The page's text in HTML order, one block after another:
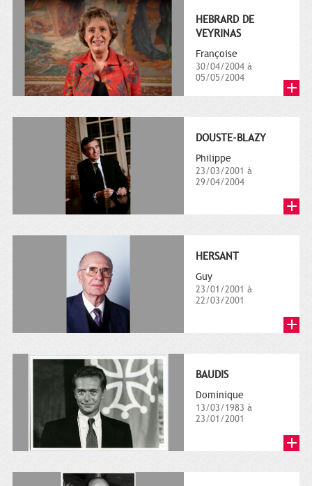
HEBRARD DE
VEYRINAS
Françoise
30/04/2004 à
05/05/2004
DOUSTE-BLAZY
Philippe
23/03/2001 à
29/04/2004
HERSANT
Guy
23/01/2001 à
22/03/2001
BAUDIS
Dominique
13/03/1983 à
23/01/2001